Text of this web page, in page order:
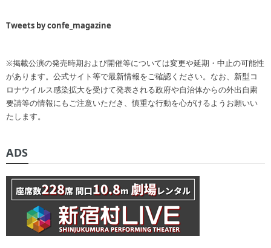
Tweets by confe_magazine
※掲載公演の発売時期および開催等については変更や延期・中止の可能性
があります。公式サイト等で最新情報をご確認ください。なお、新型コ
ロナウイルス感染拡大を受けて発表される政府や自治体からの外出自粛
要請等の情報にもご注意いただき、慎重な行動を心がけるようお願いい
たします。
ADS